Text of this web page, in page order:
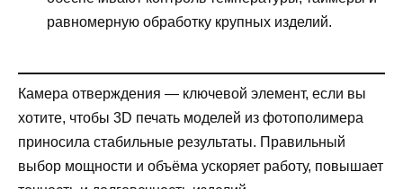
равномерную обработку крупных изделий.
Камера отверждения — ключевой элемент, если вы
хотите, чтобы 3D печать моделей из фотополимера
приносила стабильные результаты. Правильный
выбор мощности и объёма ускоряет работу, повышает